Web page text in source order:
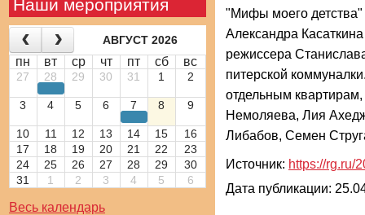
Наши мероприятия
АВГУСТ 2026
пн вт ср чт пт сб вс
27 28 29 30 31 1 2
3 4 5 6 7 8 9
10 11 12 13 14 15
16
17
18 19 20 21 22
23
24
25 26 27 28 29
30
31
1 2 3 4 5 6
Весь календарь
"Мифы моего детства"
Александра
режиссера
питерской
отдельным
Немоляева, Лия
Либабов, Семен
Источник: https://rg.ru/
Дата публикации: